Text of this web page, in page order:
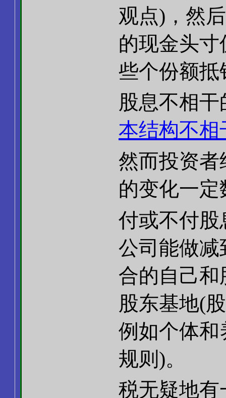
观点)，然
的现金头
些个份额抵
股息不相
本结构不相
然而投资者
的变化一
付或不付股
公司能做减
合的自己
股东基地(
例如个体和
规则)。
税无疑地有